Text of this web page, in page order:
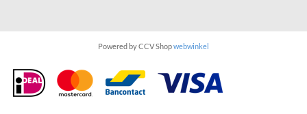
Powered by CCV Shopwebwinkel